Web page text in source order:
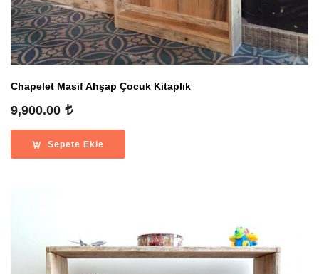
Chapelet Masif Ahşap Çocuk Kitaplık
9,900.00
Sepete Ekle